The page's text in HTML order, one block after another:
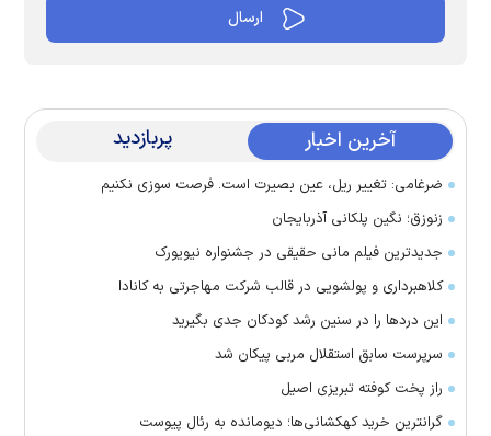
آخرین اخبار پربازدید
ضرغامی: تغییر ریل، عین بصیرت است. فرصت سوزی نکنیم
زنوزق؛ نگین پلکانی آذربایجان
جدیدترین فیلم مانی حقیقی در جشنواره نیویورک
کلاهبرداری و پولشویی در قالب شرکت مهاجرتی به کانادا
این درد‌ها را در سنین رشد کودکان جدی بگیرید
سرپرست سابق استقلال مربی پیکان شد
راز پخت کوفته تبریزی اصیل
گرانترین خرید کهکشانی‌ها؛ دیومانده به رئال پیوست